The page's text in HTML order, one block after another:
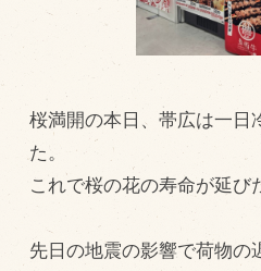
桜満開の本日、帯広は一日
た。
これで桜の花の寿命が延び
先日の地震の影響で荷物の
十勝帯広の観光
採用情報
その他
牧場のご紹介